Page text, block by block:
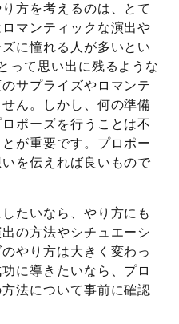
方を考えるのは、とて
マンティックな演出や
に憧れる人が多いとい
って思い出に残るような
サプライズやロマンテ
ん。しかし、何の準備
ポーズを行うことは不
が重要です。プロポー
を伝えれば良いもので
たいなら、やり方にも
の方法やシチュエーシ
やり方は大きく変わっ
に導きたいなら、プロ
法について事前に確認